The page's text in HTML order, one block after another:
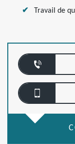
Travail de